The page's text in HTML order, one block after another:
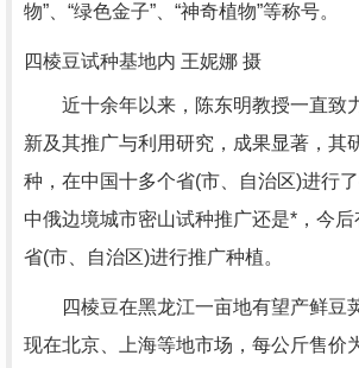
物”、“绿色金子”、“神奇植物”等称号。
四棱豆试种基地内 王妮娜 摄
近十余年以来，陈东明教授一直致
新及其推广与利用研究，成果显著，其
种，在中国十多个省(市、自治区)进行
中俄边境城市密山试种推广还是*，今
省(市、自治区)进行推广种植。
四棱豆在黑龙江一亩地有望产鲜豆荚
现在北京、上海等地市场，每公斤售价